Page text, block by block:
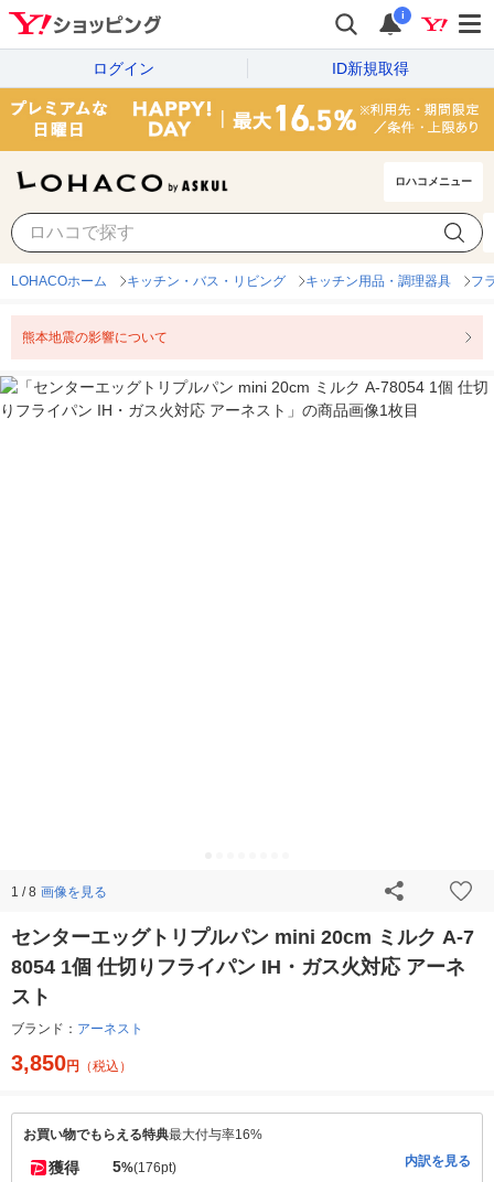
i
ログイン ID新規取得
ロハコメニュー
LOHACOホーム キッチン・バス・リビング キッチン用品・調理器具 フ
熊本地震の影響について
1 / 8 画像を見る
センターエッグトリプルパン mini 20cm ミルク A-7
8054 1個 仕切りフライパン IH・ガス火対応 アーネ
スト
ブランド： アーネスト
3,850円 （税込）
お買い物でもらえる特典最大付与率16%
獲得 5%(176pt) 内訳を見る